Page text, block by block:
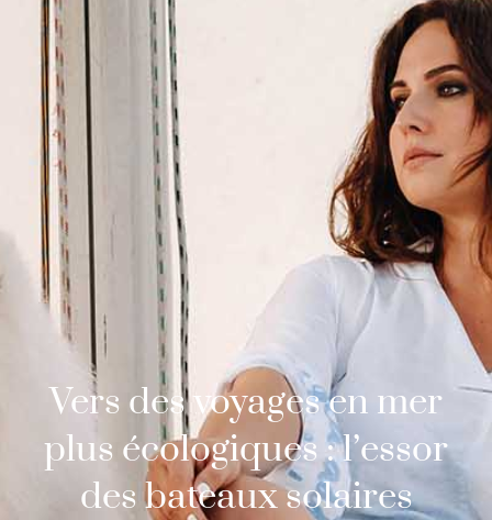
Vers des voyages en mer
plus écologiques : l’essor
des bateaux solaires